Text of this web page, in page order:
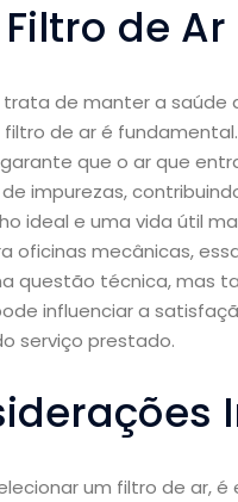
de Ar
trata de manter a saúde
de ar é
que o ar que
impurezas,
ideal e uma vida útil
oficinas mecânicas,
questão técnica, mas
influenciar a
serviço prestado.
um filtro de ar, é